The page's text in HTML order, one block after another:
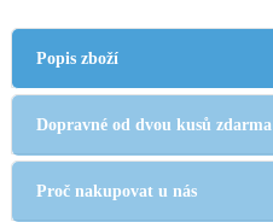
Popis zboží
Dopravné od dvou kusů zdarma
Proč nakupovat u nás